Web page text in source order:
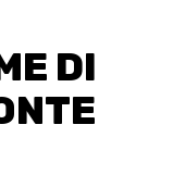
DI